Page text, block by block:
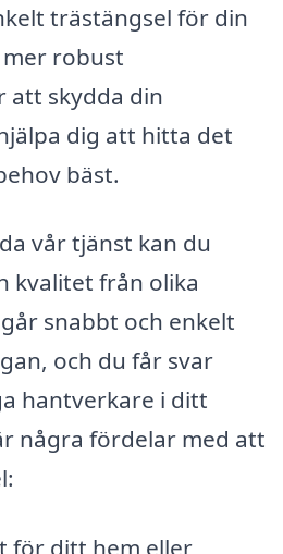
trästängsel för din
robust
att skydda din
dig att hitta det
bäst.
vår tjänst kan du
kvalitet från olika
snabbt och enkelt
och du får svar
hantverkare i ditt
några fördelar med att
för ditt hem eller